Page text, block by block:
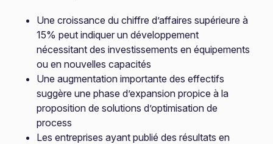
Une croissance du chiffre d’affaires supérieure à
15% peut indiquer un développement
nécessitant des investissements en équipements
ou en nouvelles capacités
Une augmentation importante des effectifs
suggère une phase d’expansion propice à la
proposition de solutions d’optimisation de
process
Les entreprises ayant publié des résultats en